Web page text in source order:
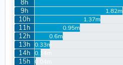
8h
9h 1.82m
10h 1.37m
11h 0.95m
12h 0.6m
13h 0.33m
14h 0.14m
15h 0.04m